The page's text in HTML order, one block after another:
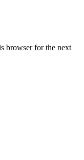
browser for the next